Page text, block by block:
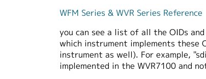
WFM Series & WVR Series Reference
you can see a list of all the OIDs
which instrument implements these
instrument as well). For example,
implemented in the WVR7100 and